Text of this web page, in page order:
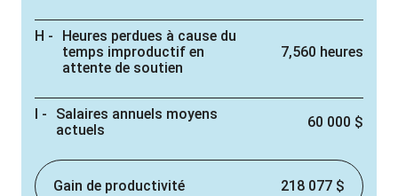
Heures perdues à cause du
temps improductif en
attente de soutien
7,560 heures
Salaires annuels moyens
actuels
60 000 $
Gain de productivité 218 077 $